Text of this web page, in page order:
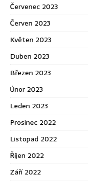
Červenec 2023
Červen 2023
Květen 2023
Duben 2023
Březen 2023
Únor 2023
Leden 2023
Prosinec 2022
Listopad 2022
Říjen 2022
Září 2022